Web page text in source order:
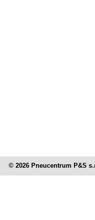
© 2026 Pneucentrum P&S